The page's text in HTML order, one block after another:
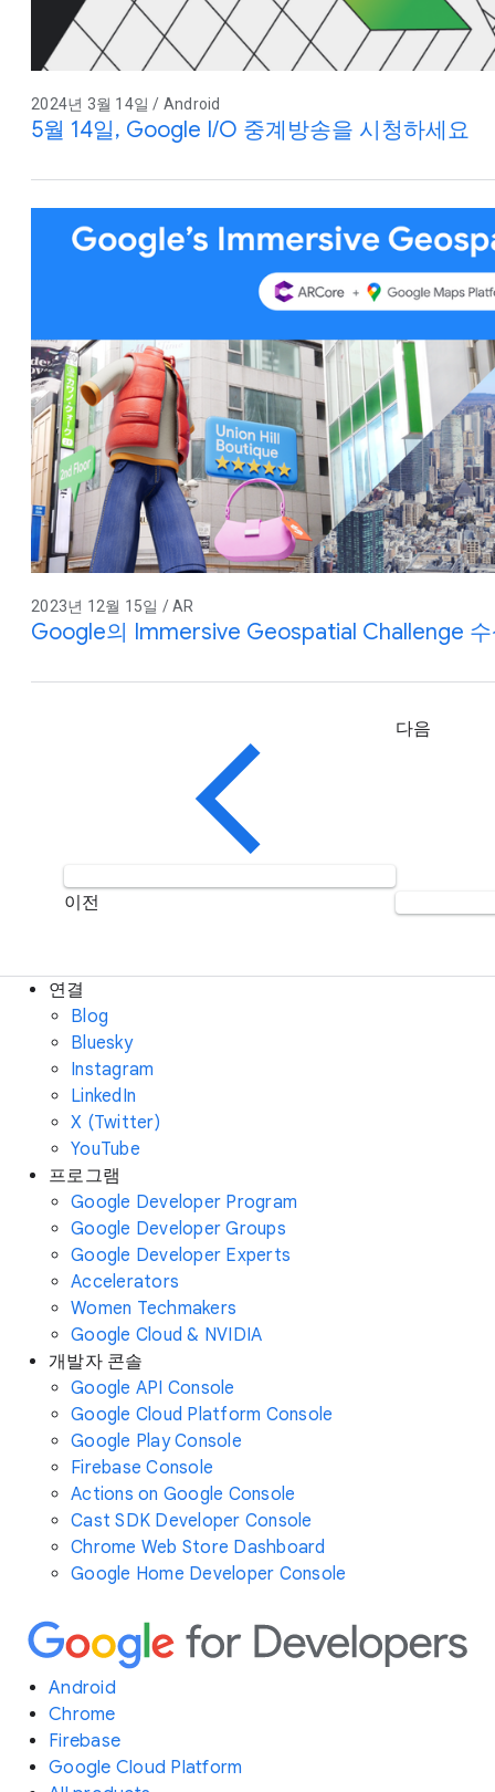
2024년 3월 14일 / Android
5월 14일, Google I/O 중계방송을 시청하세요
2023년 12월 15일 / AR
Google의 Immersive Geospatial Challenge
이전
다음
연결
Blog
Bluesky
Instagram
LinkedIn
X (Twitter)
YouTube
프로그램
Google Developer Program
Google Developer Groups
Google Developer Experts
Accelerators
Women Techmakers
Google Cloud & NVIDIA
개발자 콘솔
Google API Console
Google Cloud Platform Console
Google Play Console
Firebase Console
Actions on Google Console
Cast SDK Developer Console
Chrome Web Store Dashboard
Google Home Developer Console
Android
Chrome
Firebase
Google Cloud Platform